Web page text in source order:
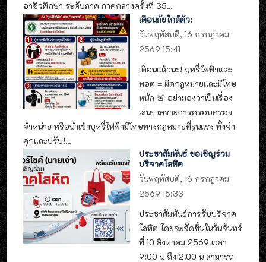
อาชีวศึกษา ระดับภาค ภาคกลางครั้งที่ 35...
เตือนภัยใกล้ตัว:
วันพฤหัสบดี, 16 กรกฎาคม
2569 15:41
เตือนแล้วนะ! บุหรี่ไฟฟ้าและ
พอต = ผิดกฎหมายและมีโทษ
หนัก 🚨 อย่ามองว่าเป็นเรื่อง
เล่นๆ เพราะการครอบครอง
จำหน่าย หรือนำเข้าบุหรี่ไฟฟ้ามีโทษทางกฎหมายที่รุนแรง ทั้งจำ
คุกและปรับ!...
ประชาสัมพันธ์ ขอเชิญร่วม
บริจาคโลหิต
วันพฤหัสบดี, 16 กรกฎาคม
2569 15:33
ประชาสัมพันธ์การรับบริจาค
โลหิต โดยจะจัดขึ้นในวันจันทร์
ที่ 10 สิงหาคม 2569 เวลา
9:00 น ถึง12.00 น สามารถ